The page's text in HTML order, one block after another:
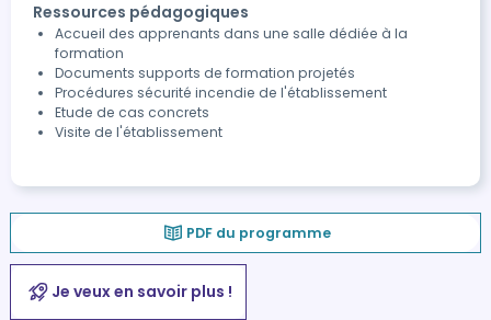
Ressources pédagogiques
Accueil des apprenants dans une salle dédiée à la
formation
Documents supports de formation projetés
Procédures sécurité incendie de l'établissement
Etude de cas concrets
Visite de l'établissement
PDF du programme
Je veux en savoir plus !